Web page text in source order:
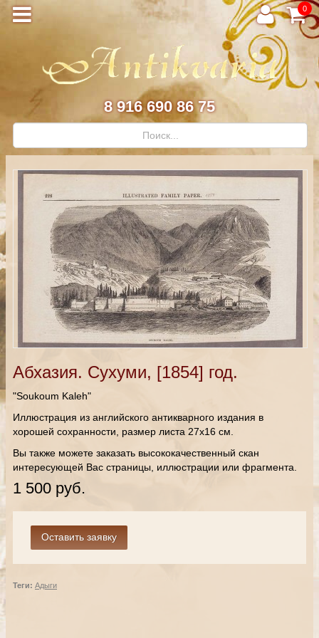
0
8 916 690 86 75
Абхазия. Сухуми, [1854] год.
"Soukoum Kaleh"
Иллюстрация из английского антикварного издания в
хорошей сохранности, размер листа 27х16 см.
Вы также можете заказать высококачественный скан
интересующей Вас страницы, иллюстрации или фрагмента.
1 500 руб.
Теги: Адыги